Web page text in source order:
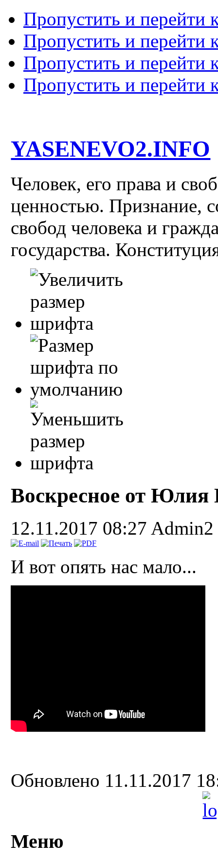
Пропустить и перейти
Пропустить и перейти
Пропустить и перейти
Пропустить и перейти
YASENEVO2.INFO
Человек, его права и
ценностью. Признание,
свобод человека и
государства.
Воскресное от
12.11.2017 08:27 Admin2
И вот опять нас мало...
Обновлено 11.11.2017
Меню